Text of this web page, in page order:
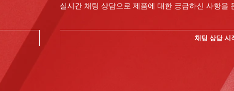
실시간 채팅 상담으로 제품에 대한 궁금하신 사항을
채팅 상담 시